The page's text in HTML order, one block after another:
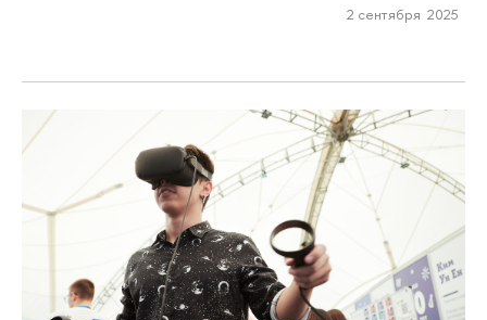
2 сентября 2025